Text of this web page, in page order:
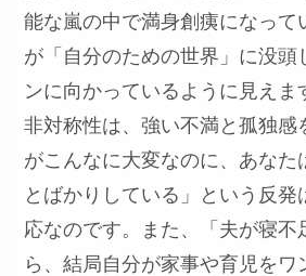
能な嵐の中で満身創痍になって
が「自分のための世界」に没頭
ンに向かっているように見えま
非対称性は、強い不満と孤独感
がこんなに大変なのに、あなた
とばかりしている」という反発
応なのです。また、「夫が寝不
ら、結局自分が家事や育児をワ